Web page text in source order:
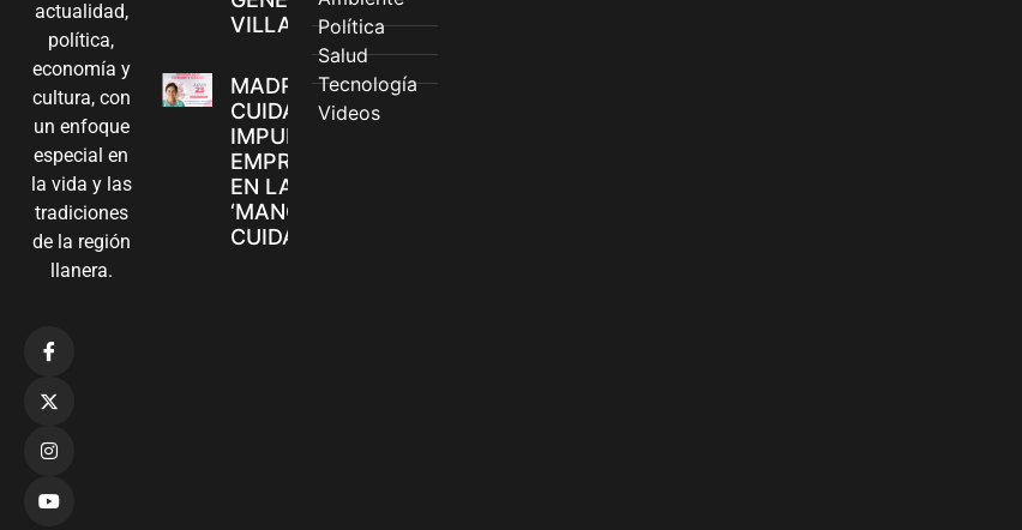
actualidad,
política,
economía y
cultura, con
un enfoque
especial en
la vida y las
tradiciones
de la región
llanera.
VILLAVICENCIO
MADRES
CUIDADORAS
IMPULSAN SUS
EMPRENDIMIENTOS
EN LA FERIA
‘MANOS QUE
CUIDAN Y CREAN’
Política
Salud
Tecnología
Videos